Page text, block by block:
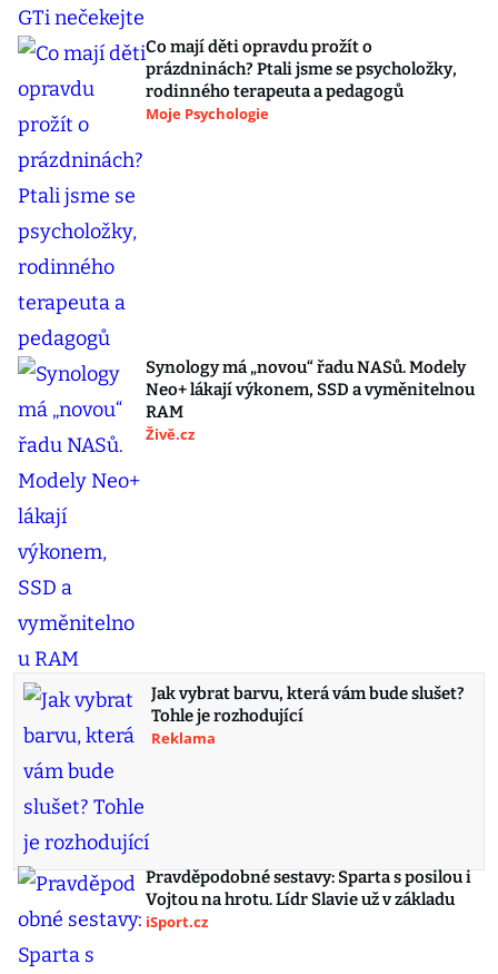
Co mají děti opravdu prožít o
prázdninách? Ptali jsme se psycholožky,
rodinného terapeuta a pedagogů
Moje Psychologie
Synology má „novou“ řadu NASů. Modely
Neo+ lákají výkonem, SSD a vyměnitelnou
RAM
Živě.cz
Jak vybrat barvu, která vám bude slušet?
Tohle je rozhodující
Reklama
Pravděpodobné sestavy: Sparta s posilou i
Vojtou na hrotu. Lídr Slavie už v základu
iSport.cz